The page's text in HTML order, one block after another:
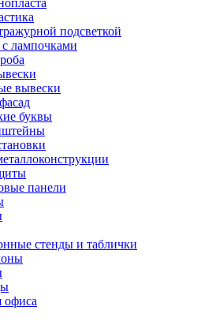
подсветкой
лампочками
вывески
буквы
панели
стенды и таблички
офиса